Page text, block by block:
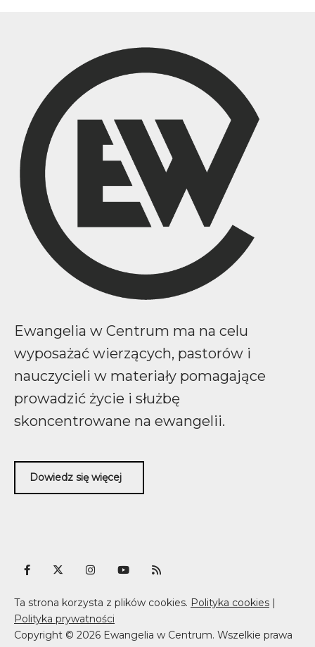
Ewangelia w Centrum ma na celu
wyposażać wierzących, pastorów i
nauczycieli w materiały pomagające
prowadzić życie i służbę
skoncentrowane na ewangelii.
Dowiedz się więcej
Ta strona korzysta z plików cookies. Polityka cookies |
Polityka prywatności
Copyright © 2026 Ewangelia w Centrum. Wszelkie prawa